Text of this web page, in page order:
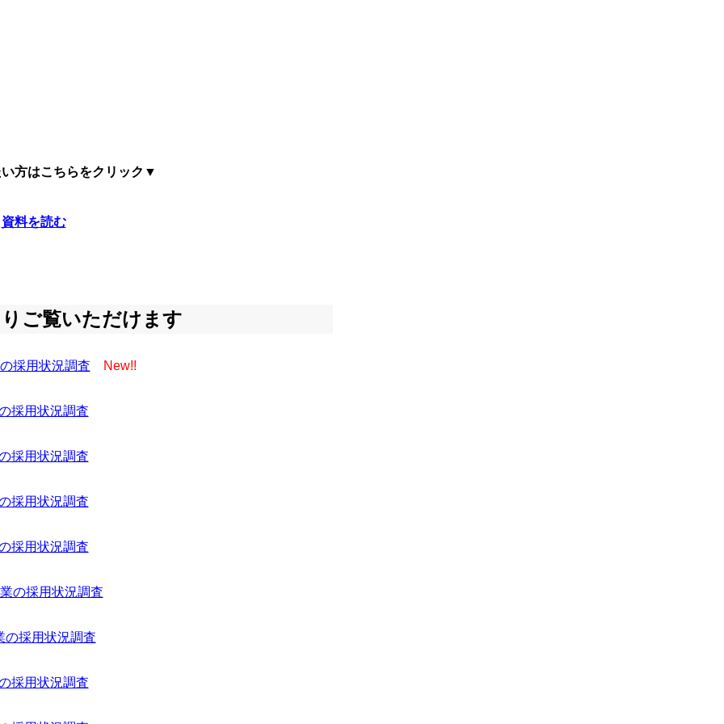
方はこちらをクリック▼
資料を読む
ご覧いただけます
採用状況調査 New!!
採用状況調査
採用状況調査
採用状況調査
採用状況調査
の採用状況調査
の採用状況調査
採用状況調査